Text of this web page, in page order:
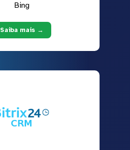
Bing
Saiba mais →